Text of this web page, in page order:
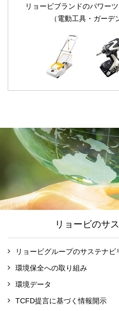
リョービブランドのパワー
（電動工具・ガーデ
リョービのサ
リョービグループのサステナビ
環境保全への取り組み
環境データ
TCFD提言に基づく情報開示